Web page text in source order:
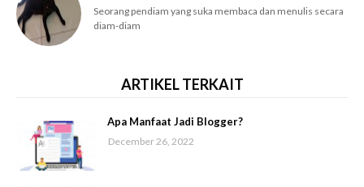
Seorang pendiam yang suka membaca dan menulis secara
diam-diam
ARTIKEL TERKAIT
Apa Manfaat Jadi Blogger?
December 26, 2022